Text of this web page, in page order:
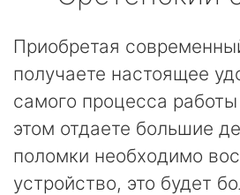
Приобретая
получаете настоящее
самого процесса
этом отдаете большие
поломки необходимо
устройство, это будет